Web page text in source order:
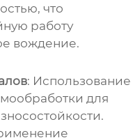
что
работу
вождение.
: Использование
для